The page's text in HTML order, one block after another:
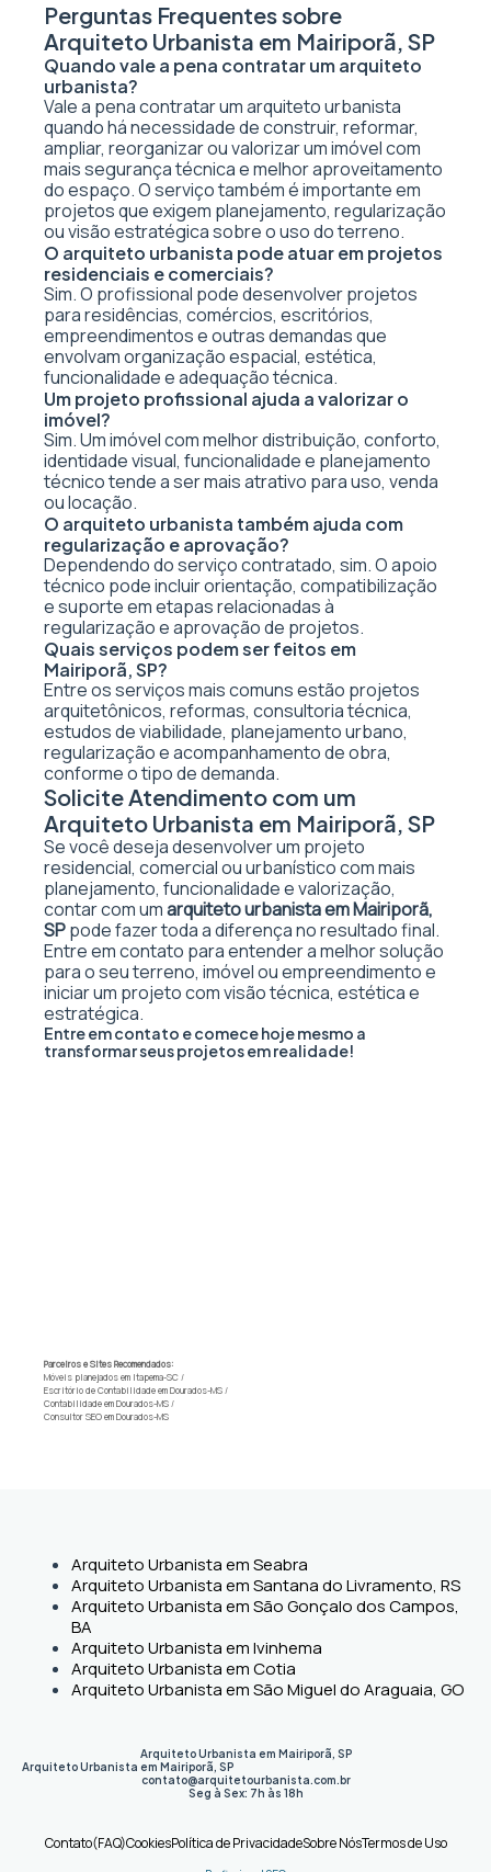
Perguntas Frequentes sobre
Arquiteto Urbanista em Mairiporã, SP
Quando vale a pena contratar um arquiteto
urbanista?
Vale a pena contratar um arquiteto urbanista
quando há necessidade de construir, reformar,
ampliar, reorganizar ou valorizar um imóvel com
mais segurança técnica e melhor aproveitamento
do espaço. O serviço também é importante em
projetos que exigem planejamento, regularização
ou visão estratégica sobre o uso do terreno.
O arquiteto urbanista pode atuar em projetos
residenciais e comerciais?
Sim. O profissional pode desenvolver projetos
para residências, comércios, escritórios,
empreendimentos e outras demandas que
envolvam organização espacial, estética,
funcionalidade e adequação técnica.
Um projeto profissional ajuda a valorizar o
imóvel?
Sim. Um imóvel com melhor distribuição, conforto,
identidade visual, funcionalidade e planejamento
técnico tende a ser mais atrativo para uso, venda
ou locação.
O arquiteto urbanista também ajuda com
regularização e aprovação?
Dependendo do serviço contratado, sim. O apoio
técnico pode incluir orientação, compatibilização
e suporte em etapas relacionadas à
regularização e aprovação de projetos.
Quais serviços podem ser feitos em
Mairiporã, SP?
Entre os serviços mais comuns estão projetos
arquitetônicos, reformas, consultoria técnica,
estudos de viabilidade, planejamento urbano,
regularização e acompanhamento de obra,
conforme o tipo de demanda.
Solicite Atendimento com um
Arquiteto Urbanista em Mairiporã, SP
Se você deseja desenvolver um projeto
residencial, comercial ou urbanístico com mais
planejamento, funcionalidade e valorização,
contar com umarquiteto urbanista em Mairiporã,
SPpode fazer toda a diferença no resultado final.
Entre em contato para entender a melhor solução
para o seu terreno, imóvel ou empreendimento e
iniciar um projeto com visão técnica, estética e
estratégica.
Entre em contato e comece hoje mesmo a
transformar seus projetos em realidade!
Parceiros e Sites Recomendados:
Móveis planejados em Itapema-SC /
Escritório de Contabilidade em Dourados-MS /
Contabilidade em Dourados-MS /
Consultor SEO em Dourados-MS
Arquiteto Urbanista em Seabra
Arquiteto Urbanista em Santana do Livramento, RS
Arquiteto Urbanista em São Gonçalo dos Campos,
BA
Arquiteto Urbanista em Ivinhema
Arquiteto Urbanista em Cotia
Arquiteto Urbanista em São Miguel do Araguaia, GO
Arquiteto Urbanista em Mairiporã, SP
Arquiteto Urbanista em Mairiporã, SP
contato@arquitetourbanista.com.br
Seg à Sex: 7h às 18h
Contato(FAQ)CookiesPolítica de PrivacidadeSobre NósTermos de Uso